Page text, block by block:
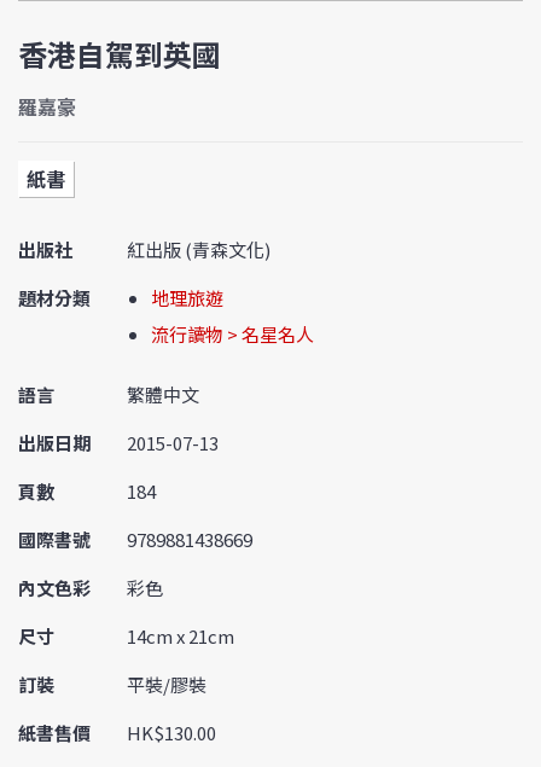
香港自駕到英國
羅嘉豪
紙書
出版社
紅出版 (青森文化)
題材分類
地理旅遊
流行讀物 > 名星名人
語言
繁體中文
出版日期
2015-07-13
頁數
184
國際書號
9789881438669
內文色彩
彩色
尺寸
14cm x 21cm
訂裝
平裝/膠裝
紙書售價
HK$130.00